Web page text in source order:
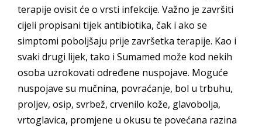
terapije ovisit će o vrsti infekcije. Važno je završiti
cijeli propisani tijek antibiotika, čak i ako se
simptomi poboljšaju prije završetka terapije. Kao i
svaki drugi lijek, tako i Sumamed može kod nekih
osoba uzrokovati određene nuspojave. Moguće
nuspojave su mučnina, povraćanje, bol u trbuhu,
proljev, osip, svrbež, crvenilo kože, glavobolja,
vrtoglavica, promjene u okusu te povećana razina